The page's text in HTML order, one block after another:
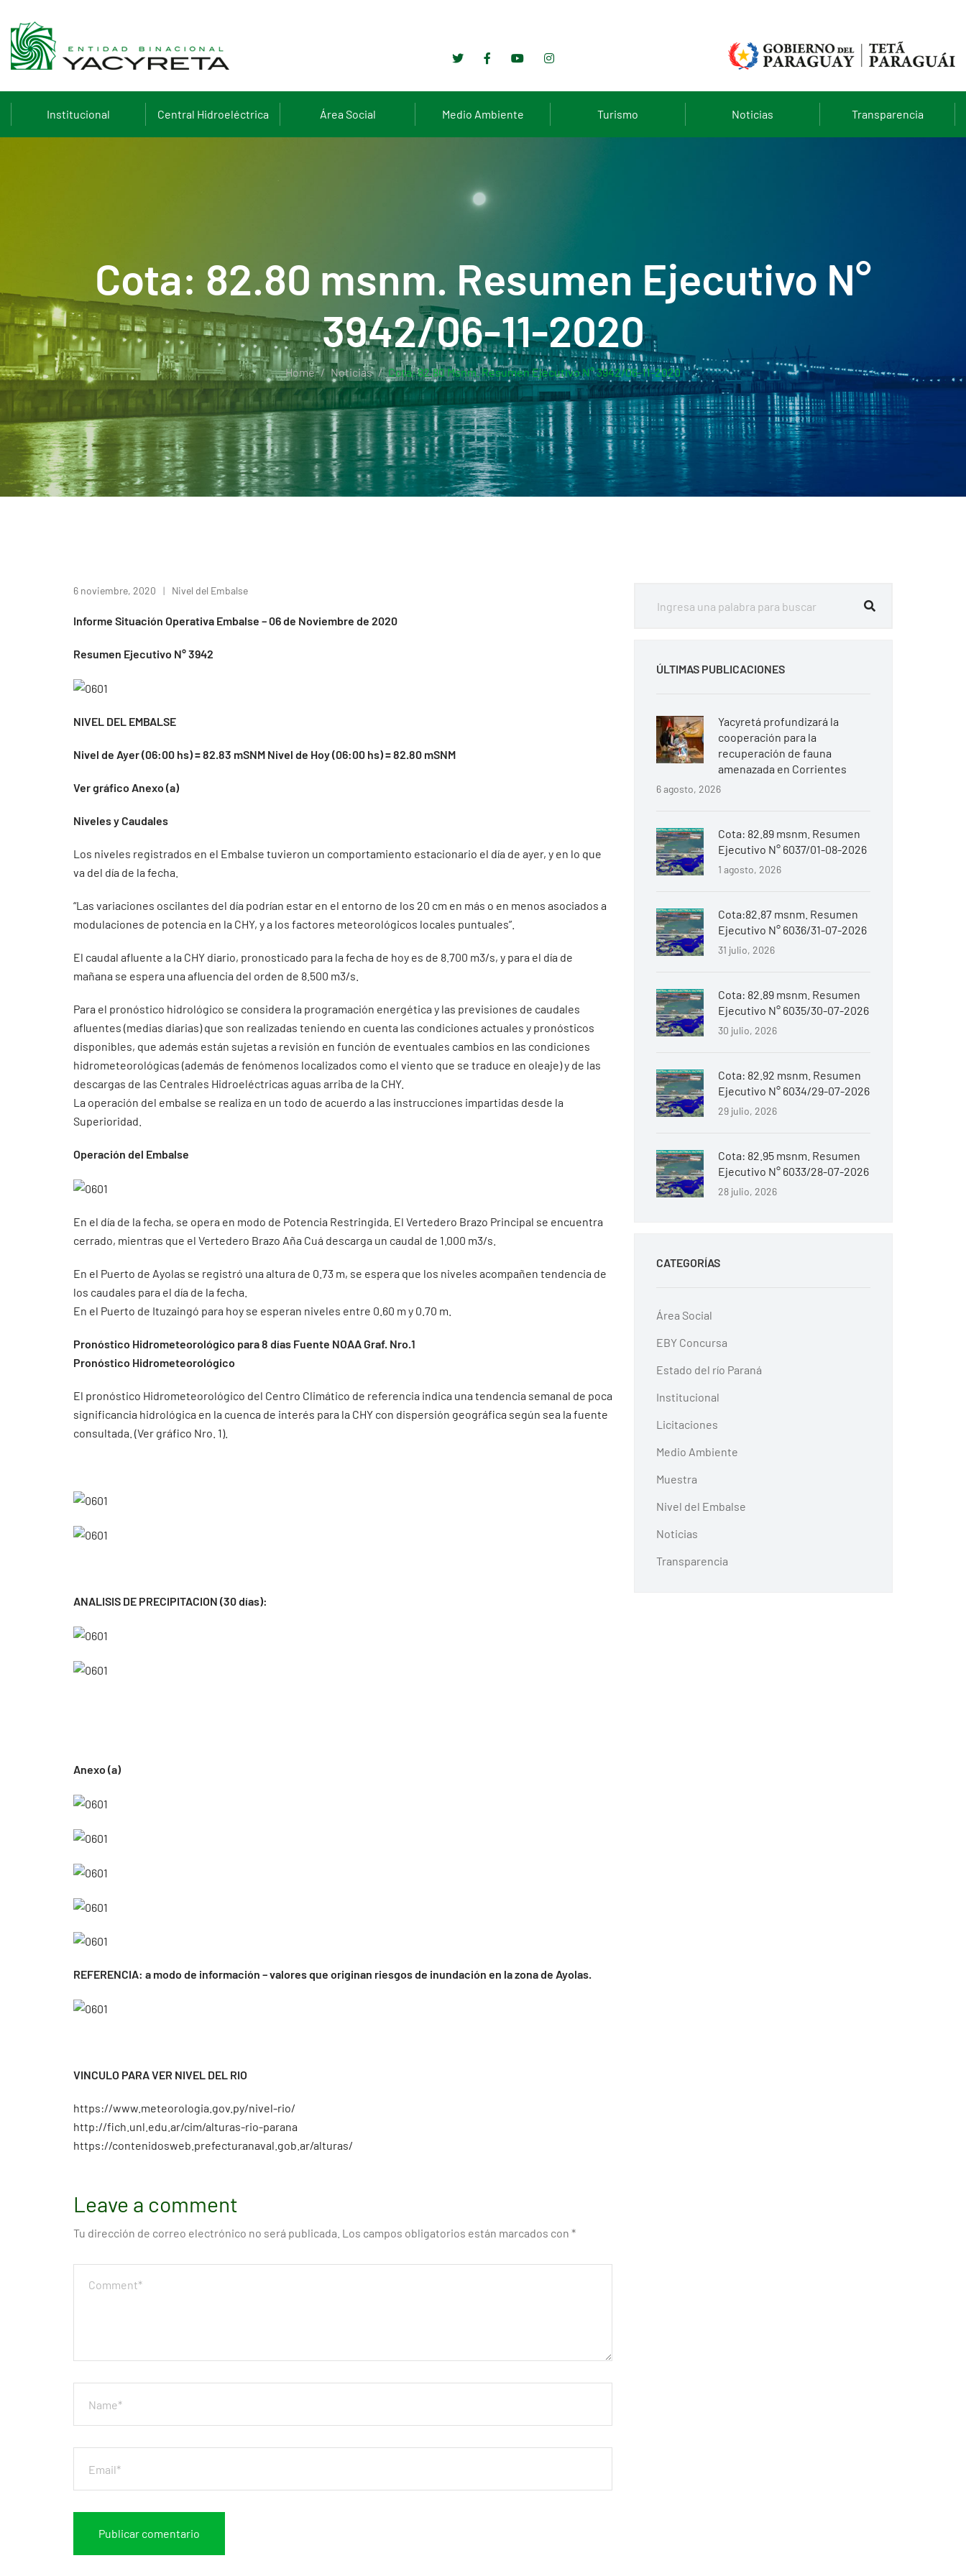
Institucional Central Hidroeléctrica Área Social Medio Ambiente Turismo Noticias Transparencia
Cota: 82.80 msnm. Resumen Ejecutivo N°
3942/06-11-2020
Home Noticias Cota: 82.80 Msnm. Resumen Ejecutivo N° 3942/06-11-2020
6 noviembre, 2020 Nivel del Embalse
Informe Situación Operativa Embalse – 06 de Noviembre de 2020
Resumen Ejecutivo N° 3942
NIVEL DEL EMBALSE
Nivel de Ayer (06:00 hs) = 82.83 mSNM Nivel de Hoy (06:00 hs) = 82.80 mSNM
Ver gráfico Anexo (a)
Niveles y Caudales
Los niveles registrados en el Embalse tuvieron un comportamiento estacionario el día de ayer, y en lo que
va del día de la fecha.
“Las variaciones oscilantes del día podrían estar en el entorno de los 20 cm en más o en menos asociados a
modulaciones de potencia en la CHY, y a los factores meteorológicos locales puntuales”.
El caudal afluente a la CHY diario, pronosticado para la fecha de hoy es de 8.700 m3/s, y para el día de
mañana se espera una afluencia del orden de 8.500 m3/s.
Para el pronóstico hidrológico se considera la programación energética y las previsiones de caudales
afluentes (medias diarias) que son realizadas teniendo en cuenta las condiciones actuales y pronósticos
disponibles, que además están sujetas a revisión en función de eventuales cambios en las condiciones
hidrometeorológicas (además de fenómenos localizados como el viento que se traduce en oleaje) y de las
descargas de las Centrales Hidroeléctricas aguas arriba de la CHY.
La operación del embalse se realiza en un todo de acuerdo a las instrucciones impartidas desde la
Superioridad.
Operación del Embalse
En el día de la fecha, se opera en modo de Potencia Restringida. El Vertedero Brazo Principal se encuentra
cerrado, mientras que el Vertedero Brazo Aña Cuá descarga un caudal de 1.000 m3/s.
En el Puerto de Ayolas se registró una altura de 0.73 m, se espera que los niveles acompañen tendencia de
los caudales para el día de la fecha.
En el Puerto de Ituzaingó para hoy se esperan niveles entre 0.60 m y 0.70 m.
Pronóstico Hidrometeorológico para 8 días Fuente NOAA Graf. Nro.1
Pronóstico Hidrometeorológico
El pronóstico Hidrometeorológico del Centro Climático de referencia indica una tendencia semanal de poca
significancia hidrológica en la cuenca de interés para la CHY con dispersión geográfica según sea la fuente
consultada. (Ver gráfico Nro. 1).
ANALISIS DE PRECIPITACION (30 días):
Anexo (a)
REFERENCIA: a modo de información – valores que originan riesgos de inundación en la zona de Ayolas.
VINCULO PARA VER NIVEL DEL RIO
https://www.meteorologia.gov.py/nivel-rio/
http://fich.unl.edu.ar/cim/alturas-rio-parana
https://contenidosweb.prefecturanaval.gob.ar/alturas/
Leave a comment
Tu dirección de correo electrónico no será publicada. Los campos obligatorios están marcados con *
ÚLTIMAS PUBLICACIONES
Yacyretá profundizará la
cooperación para la
recuperación de fauna
amenazada en Corrientes
6 agosto, 2026
Cota: 82.89 msnm. Resumen
Ejecutivo N° 6037/01-08-2026
1 agosto, 2026
Cota:82.87 msnm. Resumen
Ejecutivo N° 6036/31-07-2026
31 julio, 2026
Cota: 82.89 msnm. Resumen
Ejecutivo N° 6035/30-07-2026
30 julio, 2026
Cota: 82.92 msnm. Resumen
Ejecutivo N° 6034/29-07-2026
29 julio, 2026
Cota: 82.95 msnm. Resumen
Ejecutivo N° 6033/28-07-2026
28 julio, 2026
CATEGORÍAS
Área Social
EBY Concursa
Estado del río Paraná
Institucional
Licitaciones
Medio Ambiente
Muestra
Nivel del Embalse
Noticias
Transparencia